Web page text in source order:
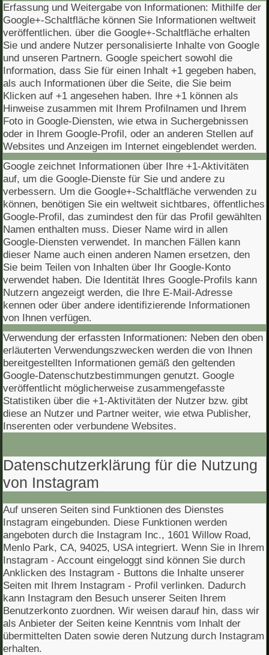
Erfassung und Weitergabe von Informationen: Mithilfe der
Google+-Schaltfläche können Sie Informationen weltweit
veröffentlichen. über die Google+-Schaltfläche erhalten
Sie und andere Nutzer personalisierte Inhalte von Google
und unseren Partnern. Google speichert sowohl die
Information, dass Sie für einen Inhalt +1 gegeben haben,
als auch Informationen über die Seite, die Sie beim
Klicken auf +1 angesehen haben. Ihre +1 können als
Hinweise zusammen mit Ihrem Profilnamen und Ihrem
Foto in Google-Diensten, wie etwa in Suchergebnissen
oder in Ihrem Google-Profil, oder an anderen Stellen auf
Websites und Anzeigen im Internet eingeblendet werden.
Google zeichnet Informationen über Ihre +1-Aktivitäten
auf, um die Google-Dienste für Sie und andere zu
verbessern. Um die Google+-Schaltfläche verwenden zu
können, benötigen Sie ein weltweit sichtbares, öffentliches
Google-Profil, das zumindest den für das Profil gewählten
Namen enthalten muss. Dieser Name wird in allen
Google-Diensten verwendet. In manchen Fällen kann
dieser Name auch einen anderen Namen ersetzen, den
Sie beim Teilen von Inhalten über Ihr Google-Konto
verwendet haben. Die Identität Ihres Google-Profils kann
Nutzern angezeigt werden, die Ihre E-Mail-Adresse
kennen oder über andere identifizierende Informationen
von Ihnen verfügen.
Verwendung der erfassten Informationen: Neben den oben
erläuterten Verwendungszwecken werden die von Ihnen
bereitgestellten Informationen gemäß den geltenden
Google-Datenschutzbestimmungen genutzt. Google
veröffentlicht möglicherweise zusammengefasste
Statistiken über die +1-Aktivitäten der Nutzer bzw. gibt
diese an Nutzer und Partner weiter, wie etwa Publisher,
Inserenten oder verbundene Websites.
Datenschutzerklärung für die Nutzung
von Instagram
Auf unseren Seiten sind Funktionen des Dienstes
Instagram eingebunden. Diese Funktionen werden
angeboten durch die Instagram Inc., 1601 Willow Road,
Menlo Park, CA, 94025, USA integriert. Wenn Sie in Ihrem
Instagram - Account eingeloggt sind können Sie durch
Anklicken des Instagram - Buttons die Inhalte unserer
Seiten mit Ihrem Instagram - Profil verlinken. Dadurch
kann Instagram den Besuch unserer Seiten Ihrem
Benutzerkonto zuordnen. Wir weisen darauf hin, dass wir
als Anbieter der Seiten keine Kenntnis vom Inhalt der
übermittelten Daten sowie deren Nutzung durch Instagram
erhalten.